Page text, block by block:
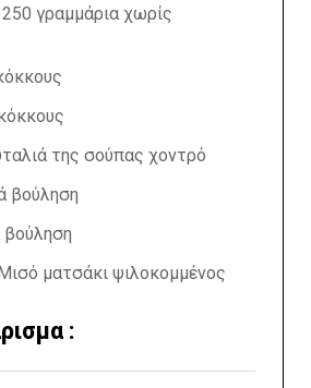
250 γραμμάρια χωρίς
της σούπας χοντρό
βούληση
ματσάκι ψιλοκομμένος
: